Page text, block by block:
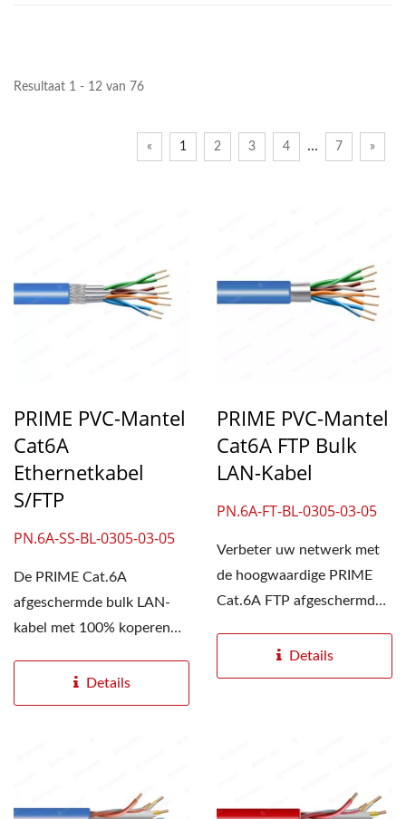
Resultaat 1 - 12 van 76
« 1 2 3 4 … 7 »
PRIME PVC-Mantel
Cat6A
Ethernetkabel
S/FTP
PN.6A-SS-BL-0305-03-05
De PRIME Cat.6A
afgeschermde bulk LAN-
kabel met 100% koperen
overdrachtssnelheden...
Details
PRIME PVC-Mantel
Cat6A FTP Bulk
LAN-Kabel
PN.6A-FT-BL-0305-03-05
Verbeter uw netwerk met
de hoogwaardige PRIME
Cat.6A FTP afgeschermde
centrale...
Details